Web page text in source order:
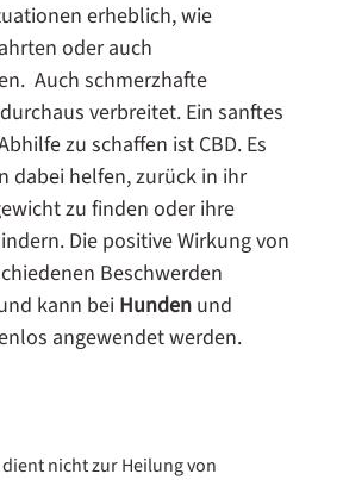
erheblich, wie
oder auch
Auch schmerzhafte
verbreitet. Ein sanftes
zu schaffen ist CBD. Es
dabei helfen, zurück in ihr
zu finden oder ihre
Die positive Wirkung von
Beschwerden
kann bei Hundenund
angewendet werden.
nicht zur Heilung von